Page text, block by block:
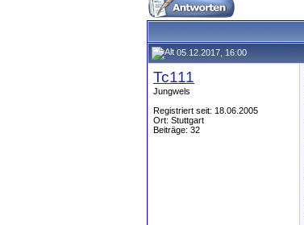
05.12.2017, 16:00
Tc111
Jungwels
Registriert seit: 18.06.2005
Ort: Stuttgart
Beiträge: 32